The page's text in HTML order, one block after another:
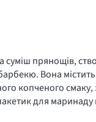
прянощів,
Вона
копченого
для маринаду